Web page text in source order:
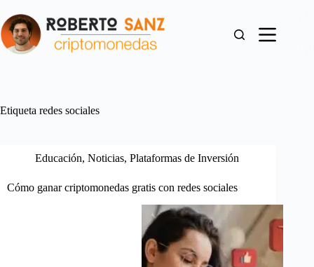
al
contenido
Etiqueta redes sociales
Educación, Noticias, Plataformas de Inversión
Cómo ganar criptomonedas gratis con redes sociales